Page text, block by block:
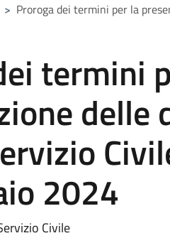
> Proroga dei termini per la
termini
delle
2024
Civile